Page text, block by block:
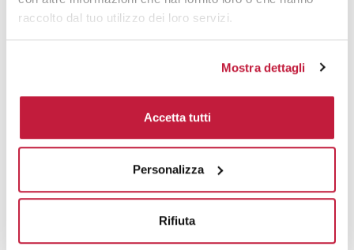
raccolto dal tuo utilizzo dei loro servizi.
Mostra dettagli
Accetta tutti
Personalizza
Rifiuta